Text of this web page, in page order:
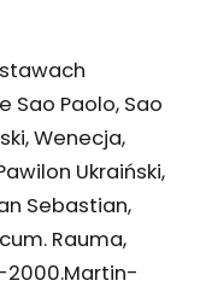
Sao Paolo, Sao
Wenecja,
Ukraiński,
Sebastian,
Rauma,
2000.Martin-